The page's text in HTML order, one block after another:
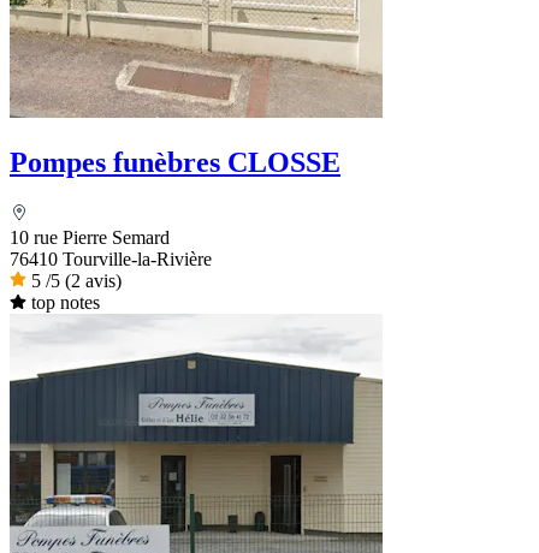
Pompes funèbres CLOSSE
10 rue Pierre Semard
76410 Tourville-la-Rivière
5 /5 (2 avis)
top notes